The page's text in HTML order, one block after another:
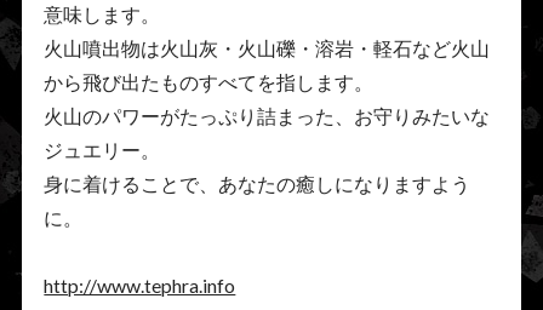
意味します。
火山噴出物は火山灰・火山礫・溶岩・軽石など火山
から飛び出たものすべてを指します。
火山のパワーがたっぷり詰まった、お守りみたいな
ジュエリー。
身に着けることで、あなたの癒しになりますよう
に。
http://www.tephra.info